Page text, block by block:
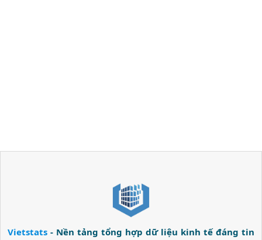
Vietstats - Nền tảng tổng hợp dữ liệu kinh tế đáng tin